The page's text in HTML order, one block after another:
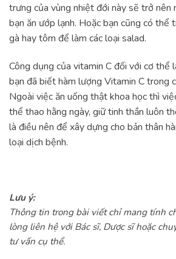
trưng của vùng nhiệt đới này sẽ trở nên
bạn ăn ướp lạnh. Hoặc bạn cũng có thể
gà hay tôm để làm các loại salad.
Công dụng của vitamin C đối với cơ thể
bạn đã biết hàm lượng Vitamin C trong
Ngoài việc ăn uống thật khoa học thì
thể thao hằng ngày, giữ tinh thần luôn
là điều nên để xây dựng cho bản thân
loại dịch bệnh.
Lưu ý:
Thông tin trong bài viết chỉ mang tính
lòng liên hệ với Bác sĩ, Dược sĩ hoặc
tư vấn cụ thể.